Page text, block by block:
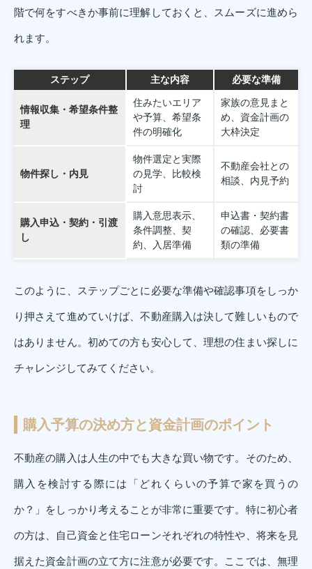
階で何をすべきか事前に理解しておくと、スムーズに進めら
れます。
ステップ 主な内容 必要な準備
情報収集・希望条件整
理
住みたいエリア
や予算、希望条
件の明確化
家族の意見まと
め、資金計画の
大枠決定
物件探し・内見
物件選定と実際
の見学、比較検
討
不動産会社との
相談、内見予約
購入申込・契約・引渡
し
購入意思表示、
条件調整、契
約、入居準備
申込書・契約書
の確認、必要書
類の準備
このように、ステップごとに必要な準備や確認事項をしっか
り押さえて進めていけば、不動産購入は決して難しいもので
はありません。初めての方も安心して、理想の住まい探しに
チャレンジしてみてください。
購入予算の決め方と資金計画のポイント
不動産の購入は人生の中でも大きな買い物です。そのため、
購入を検討する際には「どれくらいの予算で家を買うの
か？」をしっかり考えることが非常に重要です。特に初心者
の方は、自己資金と住宅ローンそれぞれの特性や、将来を見
据えた資金計画の立て方に注意が必要です。ここでは、無理